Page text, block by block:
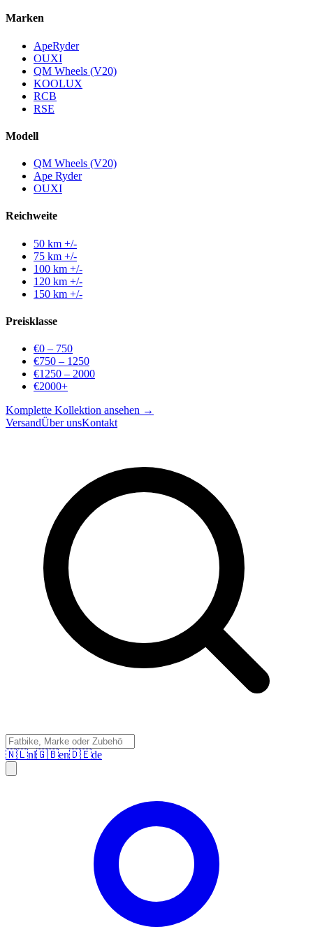
Marken
ApeRyder
OUXI
QM Wheels (V20)
KOOLUX
RCB
RSE
Modell
QM Wheels (V20)
Ape Ryder
OUXI
Reichweite
50 km +/-
75 km +/-
100 km +/-
120 km +/-
150 km +/-
Preisklasse
€0 – 750
€750 – 1250
€1250 – 2000
€2000+
Komplette Kollektion ansehen →
VersandÜber unsKontakt
🇳🇱nl🇬🇧en🇩🇪de